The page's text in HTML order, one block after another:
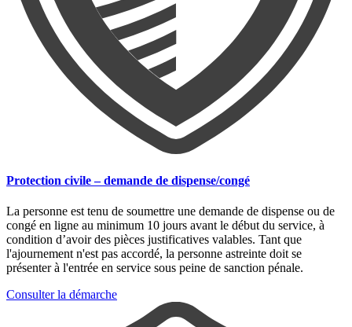
Protection civile – demande de dispense/congé
La personne est tenu de soumettre une demande de dispense ou de
congé en ligne au minimum 10 jours avant le début du service, à
condition d’avoir des pièces justificatives valables. Tant que
l'ajournement n'est pas accordé, la personne astreinte doit se
présenter à l'entrée en service sous peine de sanction pénale.
Consulter la démarche